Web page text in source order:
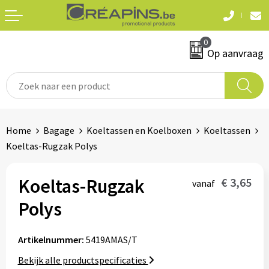
0
Op aanvraag
T-shirts
Sweaters en hoodies
Jassen
Hemden
Automerken
Eten & drinken
Snoepgoed
Waterflesjes
Home Bagage Koeltassen en Koelboxen
Koeltassen
Koeltas-Rugzak Polys
Koeltas-Rugzak
Polys
vanaf € 3,65
Artikelnummer: 5419AMAS/T
Bekijk alle productspecificaties